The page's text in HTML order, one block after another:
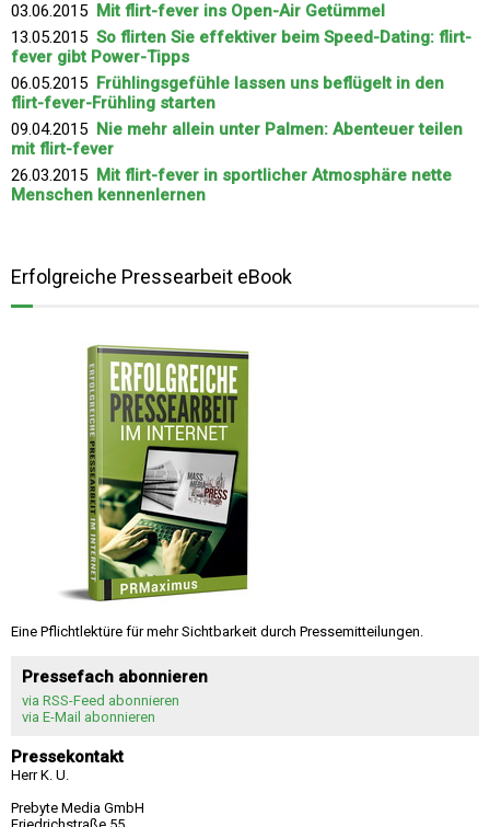
03.06.2015 Mit flirt-fever ins Open-Air Getümmel
13.05.2015 So flirten Sie effektiver beim Speed-Dating: flirt-
fever gibt Power-Tipps
06.05.2015 Frühlingsgefühle lassen uns beflügelt in den
flirt-fever-Frühling starten
09.04.2015 Nie mehr allein unter Palmen: Abenteuer teilen
mit flirt-fever
26.03.2015 Mit flirt-fever in sportlicher Atmosphäre nette
Menschen kennenlernen
Erfolgreiche Pressearbeit eBook
Eine Pflichtlektüre für mehr Sichtbarkeit durch Pressemitteilungen.
Pressefach abonnieren
via RSS-Feed abonnieren
via E-Mail abonnieren
Pressekontakt
Herr K. U.
Prebyte Media GmbH